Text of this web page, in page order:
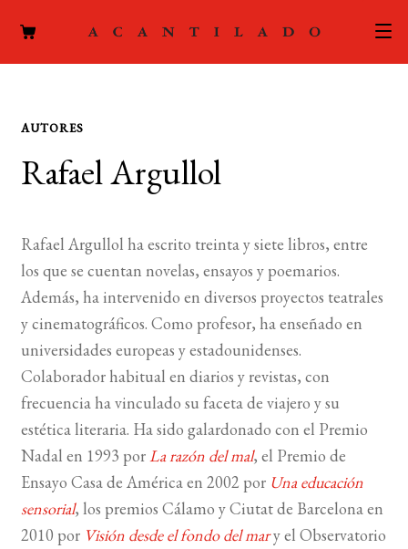
ACTUALIDAD
menú
LA EDITORIAL
el
FOREIGN RIGHTS
CONTACTO
MI CUENTA
BUSCAR
LISTA DE LIBROS
AUTORES
Rafael Argullol
Rafael Argullol ha escrito treinta y siete libros, entre
los que se cuentan novelas, ensayos y poemarios.
Además, ha intervenido en diversos proyectos teatrales
y cinematográficos. Como profesor, ha enseñado en
universidades europeas y estadounidenses.
Colaborador habitual en diarios y revistas, con
frecuencia ha vinculado su faceta de viajero y su
estética literaria. Ha sido galardonado con el Premio
Nadal en 1993 por La razón del mal, el Premio de
Ensayo Casa de América en 2002 por Una educación
sensorial, los premios Cálamo y Ciutat de Barcelona en
2010 por Visión desde el fondo del mary el Observatorio